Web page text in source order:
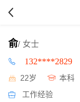
俞/ 女士
132****2829
22岁 本科
工作经验